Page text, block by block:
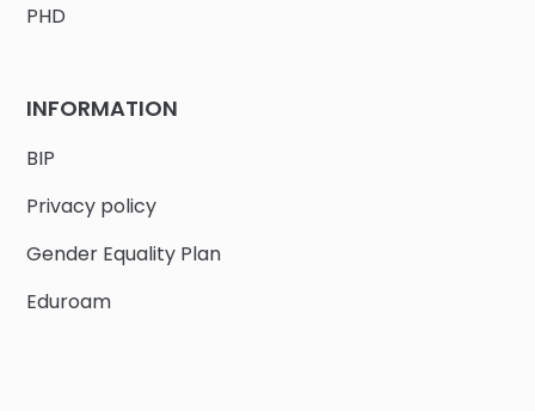
PHD
INFORMATION
BIP
Privacy policy
Gender Equality Plan
Eduroam